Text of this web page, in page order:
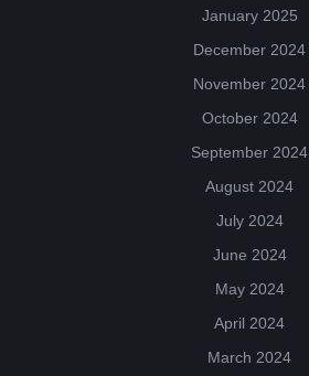
January 2025
December 2024
November 2024
October 2024
September 2024
August 2024
July 2024
June 2024
May 2024
April 2024
March 2024